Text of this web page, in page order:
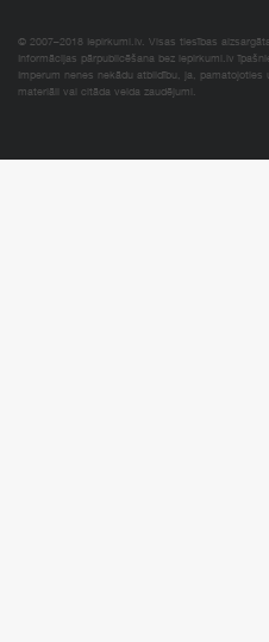
© 2007–2018 Iepirkumi.lv. Visas tiesības
Informācijas pārpublicēšana bez iepirkumi.lv
Imperum nenes nekādu atbildību, ja,
materiāli vai citāda veida zaudējumi.